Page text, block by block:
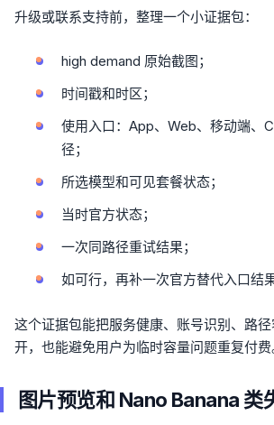
升级或联系支持前，整理一个小证据包：
high demand 原始截图；
时间戳和时区；
使用入口：App、Web、移动端、
径；
所选模型和可见套餐状态；
当时官方状态；
一次同路径重试结果；
如可行，再补一次官方替代入口结果
这个证据包能把服务健康、账号识别、路
开，也能避免用户为临时容量问题重复付费
图片预览和 Nano Banana 类